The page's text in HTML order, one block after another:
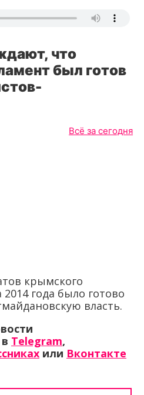
что
был готов
Всё за сегодня
крымского
года было готово
власть.
Telegram,
или Вконтакте